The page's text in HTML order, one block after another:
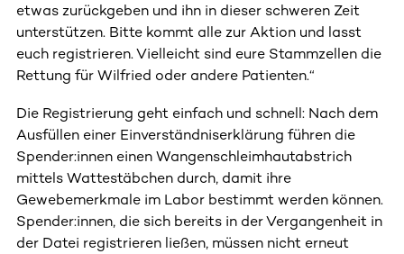
etwas zurückgeben und ihn in dieser schweren Zeit
unterstützen. Bitte kommt alle zur Aktion und lasst
euch registrieren. Vielleicht sind eure Stammzellen die
Rettung für Wilfried oder andere Patienten.“
Die Registrierung geht einfach und schnell: Nach dem
Ausfüllen einer Einverständniserklärung führen die
Spender:innen einen Wangenschleimhautabstrich
mittels Wattestäbchen durch, damit ihre
Gewebemerkmale im Labor bestimmt werden können.
Spender:innen, die sich bereits in der Vergangenheit in
der Datei registrieren ließen, müssen nicht erneut